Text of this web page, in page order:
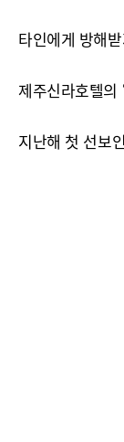
타인에게 방해
제주신라호텔의
지난해 첫 선보